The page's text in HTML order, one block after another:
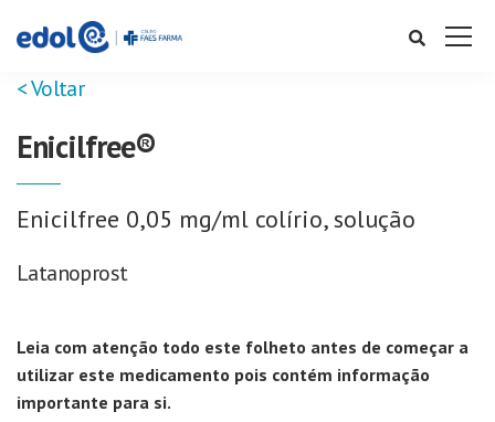
< Voltar
Enicilfree®
Enicilfree 0,05 mg/ml colírio, solução
Latanoprost
Leia com atenção todo este folheto antes de começar a
utilizar este medicamento pois contém informação
importante para si.